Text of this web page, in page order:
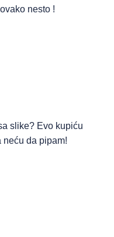
nesto !
slike? Evo kupiću
neću da pipam!